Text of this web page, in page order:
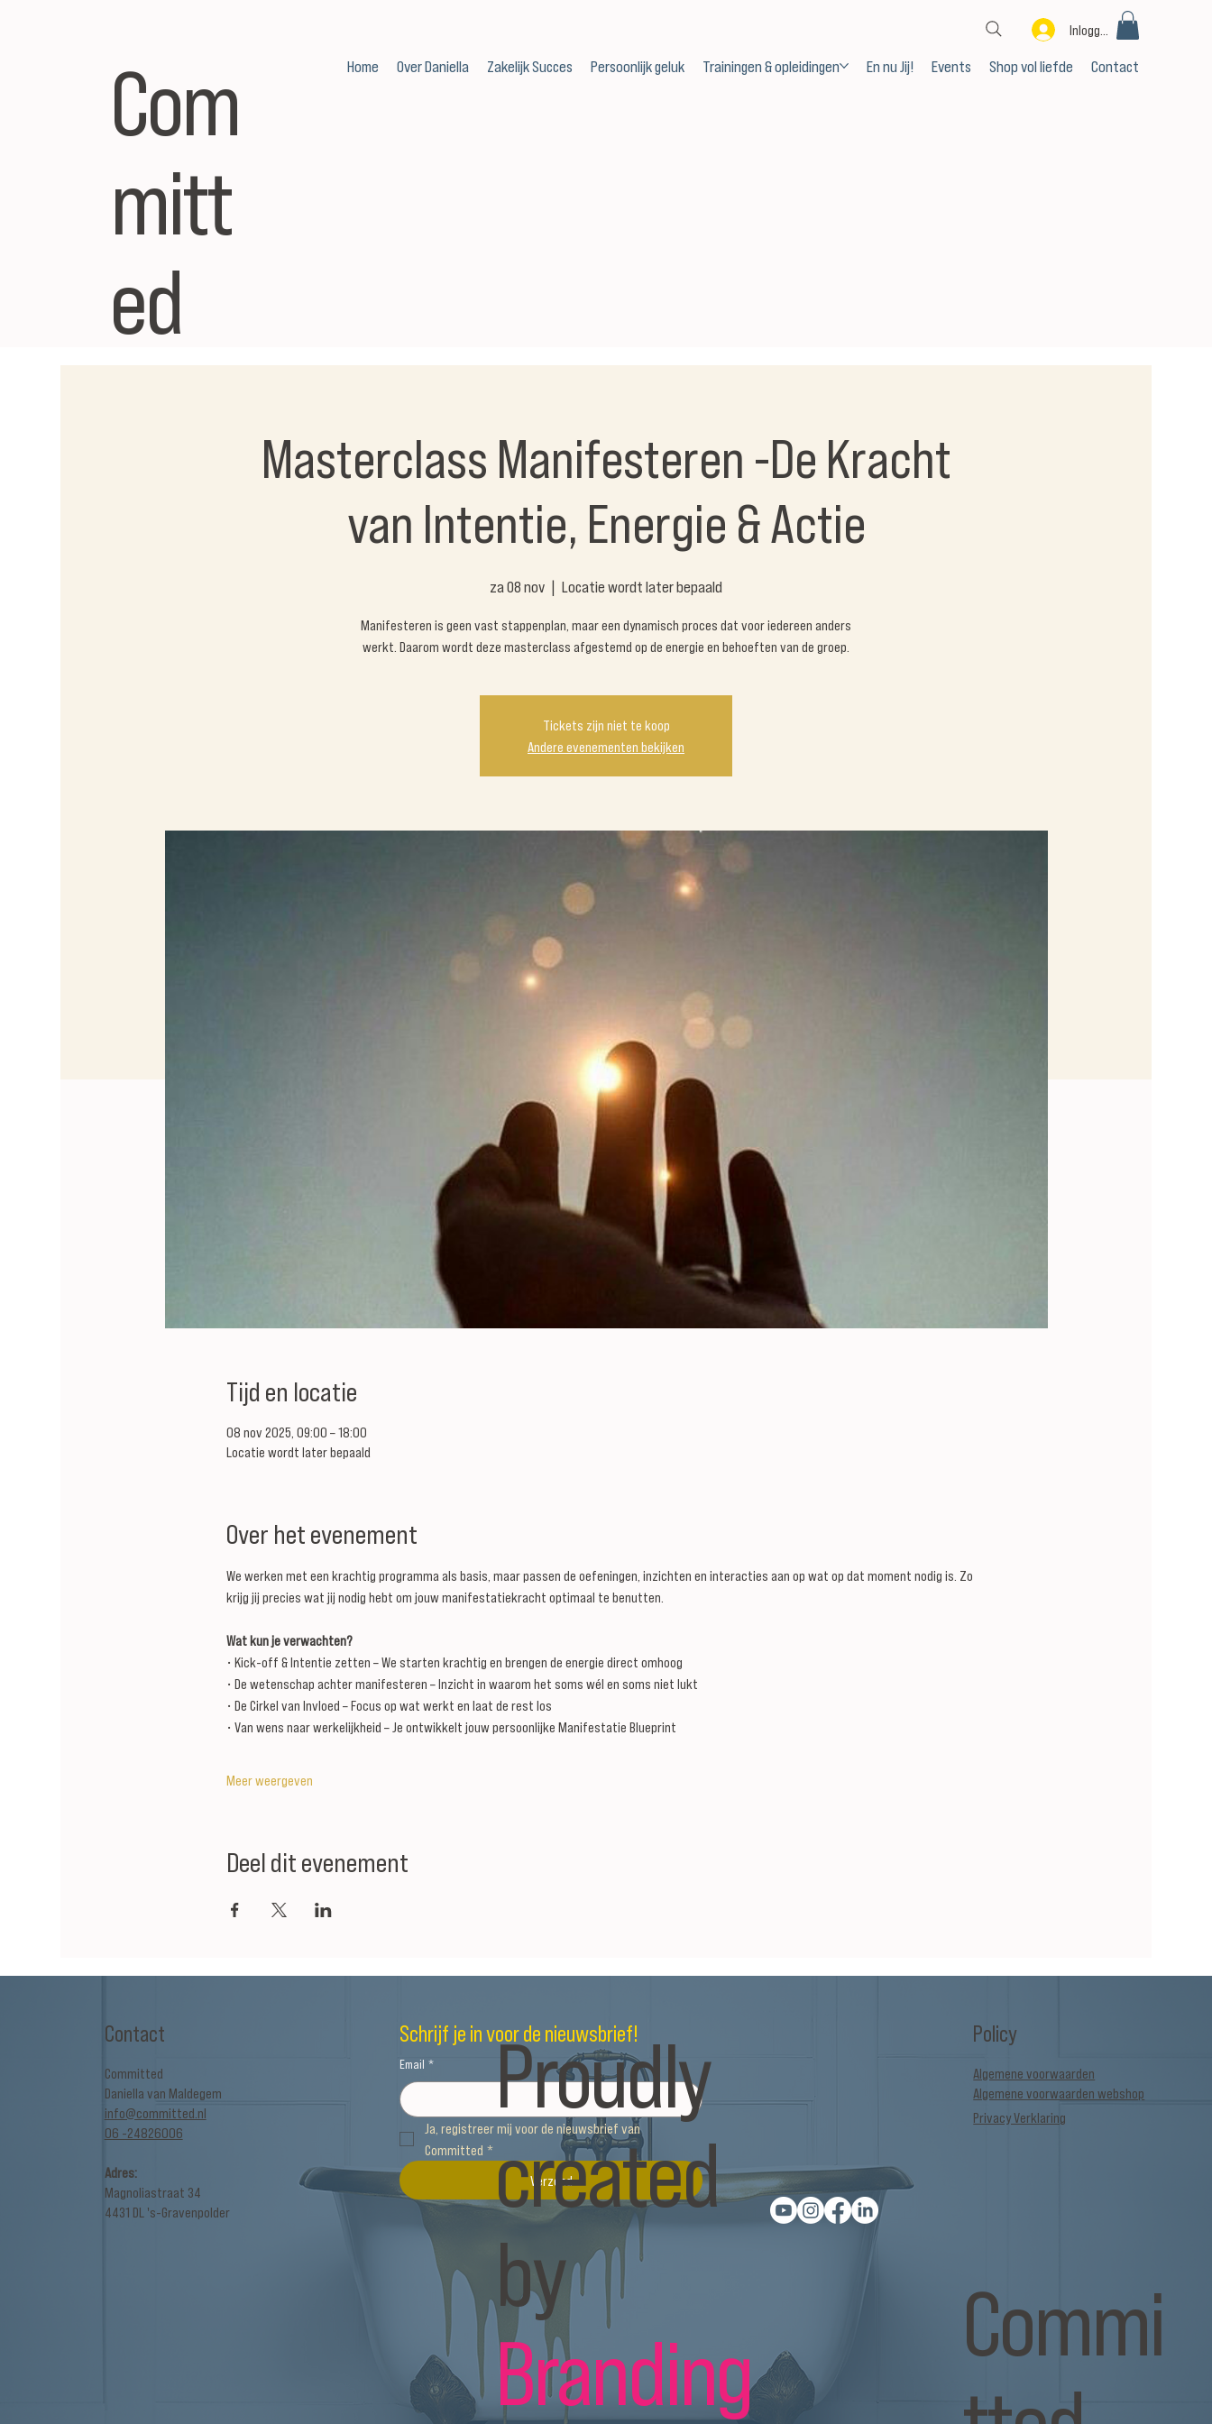
Com
mitt
ed
Home Over Daniella Zakelijk Succes Persoonlijk geluk Trainingen & opleidingen En nu Jij! Events Shop vol liefde Contact
Inloggen
Masterclass Manifesteren -De Kracht
van Intentie, Energie & Actie
za 08 nov
  |
Locatie wordt later bepaald
Manifesteren is geen vast stappenplan, maar een dynamisch proces dat voor iedereen anders
werkt. Daarom wordt deze masterclass afgestemd op de energie en behoeften van de groep.
Tickets zijn niet te koop
Andere evenementen bekijken
Tijd en locatie
08 nov 2025, 09:00 – 18:00
Locatie wordt later bepaald
Over het evenement
We werken met een krachtig programma als basis, maar passen de oefeningen, inzichten en interacties aan op wat op dat moment nodig is. Zo
krijg jij precies wat jij nodig hebt om jouw manifestatiekracht optimaal te benutten.
Wat kun je verwachten?
• Kick-off & Intentie zetten – We starten krachtig en brengen de energie direct omhoog
• De wetenschap achter manifesteren – Inzicht in waarom het soms wél en soms niet lukt
• De Cirkel van Invloed – Focus op wat werkt en laat de rest los
• Van wens naar werkelijkheid – Je ontwikkelt jouw persoonlijke Manifestatie Blueprint
Meer weergeven
Deel dit evenement
Contact
Committed
Daniella van Maldegem
info@committed.nl
06 -24826006
Adres:
Magnoliastraat 34
4431 DL 's-Gravenpolder
Schrijf je in voor de nieuwsbrief!
Email *
Ja, registreer mij voor de nieuwsbrief van
Committed *
Verzend
Policy
Algemene voorwaarden
Algemene voorwaarden webshop
Privacy Verklaring
Commi
Proudly
created
by
Branding